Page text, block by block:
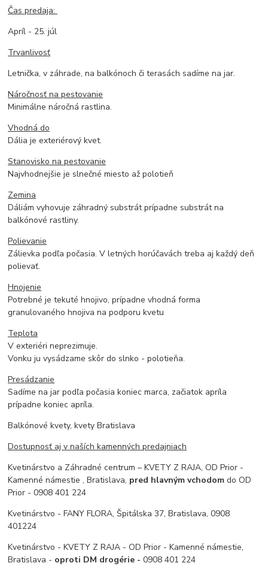
Čas predaja:
Apríl - 25. júl
Trvanlivosť
Letnička, v záhrade, na balkónoch či terasách sadíme na jar.
Náročnosť na pestovanie
Minimálne náročná rastlina.
Vhodná do
Dália je exteriérový kvet.
Stanovisko na pestovanie
Najvhodnejšie je slnečné miesto až polotieň
Zemina
Dáliám vyhovuje záhradný substrát prípadne substrát na
balkónové rastliny.
Polievanie
Zálievka podľa počasia. V letných horúčavách treba aj každý deň
polievať.
Hnojenie
Potrebné je tekuté hnojivo, prípadne vhodná forma
granulovaného hnojiva na podporu kvetu
Teplota
V exteriéri neprezimuje.
Vonku ju vysádzame skôr do slnko - polotieňa.
Presádzanie
Sadíme na jar podľa počasia koniec marca, začiatok apríla
prípadne koniec apríla.
Balkónové kvety, kvety Bratislava
Dostupnosť aj v naších kamenných predajniach
Kvetinárstvo a Záhradné centrum – KVETY Z RAJA, OD Prior -
Kamenné námestie , Bratislava, pred hlavným vchodom do OD
Prior - 0908 401 224
Kvetinárstvo - FANY FLORA, Špitálska 37, Bratislava, 0908
401224
Kvetinárstvo - KVETY Z RAJA - OD Prior - Kamenné námestie,
Bratislava - oproti DM drogérie -0908 401 224